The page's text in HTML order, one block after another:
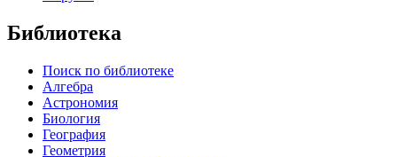
Библиотека
Поиск по библиотеке
Алгебра
Астрономия
Биология
География
Геометрия